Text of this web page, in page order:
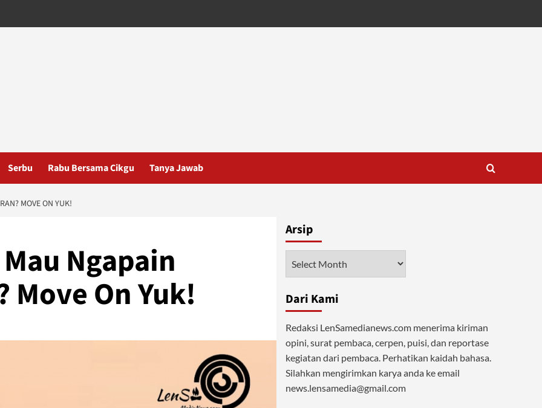
Serbu Rabu Bersama Cikgu Tanya Jawab
MOVE ON YUK!
Mau Ngapain
Move On Yuk!
Arsip
Dari Kami
Redaksi LenSamedianews.com menerima kiriman
opini, surat pembaca, cerpen, puisi, dan reportase
kegiatan dari pembaca. Perhatikan kaidah bahasa.
Silahkan mengirimkan karya anda ke email
news.lensamedia@gmail.com